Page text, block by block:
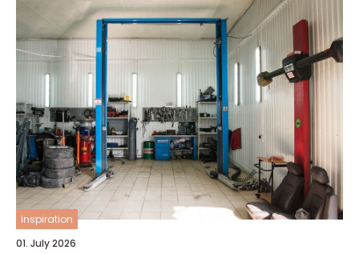
inspiration
01. July 2026